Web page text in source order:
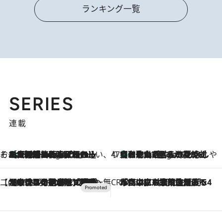
ランキング一覧
SERIES
連載
そおだよおこの関西おいしい、おやつ紀行3 Hours Ago
［大阪府箕面市］一皿一皿目の前で仕上げられる、料理を巧みに組み込んだアシェットデセールコース「ミチル アシェット デセール（Michiru assiette dessert）」 47都道府県の手みやげ ひんやりスイーツで夏を満喫
3 Hours Ago
【和歌山県】この夏絶対食べたい 冷やしておいしいおやつ3選 みかんがごろっと丸ごと入ったジュレ
【CREA×星野リゾート】唯一無二。癒しと発見が待つ場所へ
2026.8.7
【トンボの足水浴】ヒノキの香りに包まれて涼感マックス！約13℃の湧水かけ流しを避暑地「星野温泉 トンボの湯」で体験 CREA'S CHOICE
2026.8.7
「立川にも歌舞伎があるんだよ」 片岡仁左衛門・市川中車ら豪華座組みで4年目の立川立飛歌舞伎へ